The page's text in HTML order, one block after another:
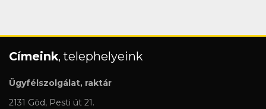
Címeink, telephelyeink
Ügyfélszolgálat, raktár
2131 Göd, Pesti út 21.